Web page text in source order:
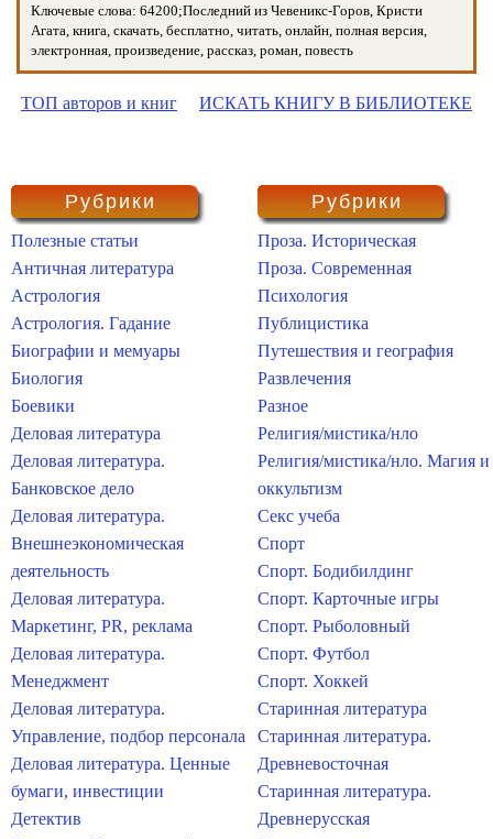
Ключевые слова: 64200;Последний из Чевеникс-Горов, Кристи
Агата, книга, скачать, бесплатно, читать, онлайн, полная версия,
электронная, произведение, рассказ, роман, повесть
ТОП авторов и книг ИСКАТЬ КНИГУ В БИБЛИОТЕКЕ
Рубрики
Полезные статьи
Античная литература
Астрология
Астрология. Гадание
Биографии и мемуары
Биология
Боевики
Деловая литература
Деловая литература.
Банковское дело
Деловая литература.
Внешнеэкономическая
деятельность
Деловая литература.
Маркетинг, PR, реклама
Деловая литература.
Менеджмент
Деловая литература.
Управление, подбор персонала
Деловая литература. Ценные
бумаги, инвестиции
Детектив
Рубрики
Проза. Историческая
Проза. Современная
Психология
Публицистика
Путешествия и география
Развлечения
Разное
Религия/мистика/нло
Религия/мистика/нло. Магия и
оккультизм
Секс учеба
Спорт
Спорт. Бодибилдинг
Спорт. Карточные игры
Спорт. Рыболовный
Спорт. Футбол
Спорт. Хоккей
Старинная литература
Старинная литература.
Древневосточная
Старинная литература.
Древнерусская